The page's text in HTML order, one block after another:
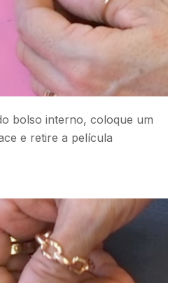
bolso interno, coloque um
e retire a película